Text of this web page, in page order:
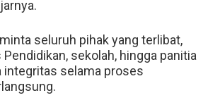
seluruh pihak yang terlibat,
Pendidikan, sekolah, hingga panitia
integritas selama proses